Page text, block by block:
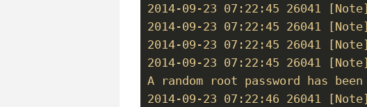
2014-09-23 07:22:45 26041
2014-09-23 07:22:45 26041
2014-09-23 07:22:45 26041
2014-09-23 07:22:45 26041
A random root password has
2014-09-23 07:22:46 26041